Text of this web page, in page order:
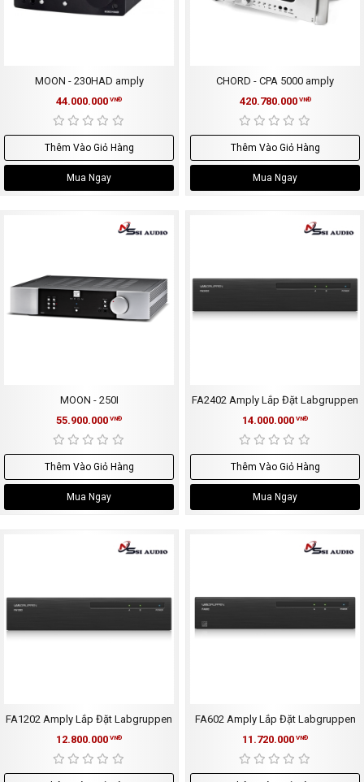
MOON - 230HAD amply
44.000.000 VNĐ
Thêm Vào Giỏ Hàng
Mua Ngay
CHORD - CPA 5000 amply
420.780.000 VNĐ
Thêm Vào Giỏ Hàng
Mua Ngay
MOON - 250I
55.900.000 VNĐ
Thêm Vào Giỏ Hàng
Mua Ngay
FA2402 Amply Lắp Đặt Labgruppen
14.000.000 VNĐ
Thêm Vào Giỏ Hàng
Mua Ngay
FA1202 Amply Lắp Đặt Labgruppen
12.800.000 VNĐ
FA602 Amply Lắp Đặt Labgruppen
11.720.000 VNĐ